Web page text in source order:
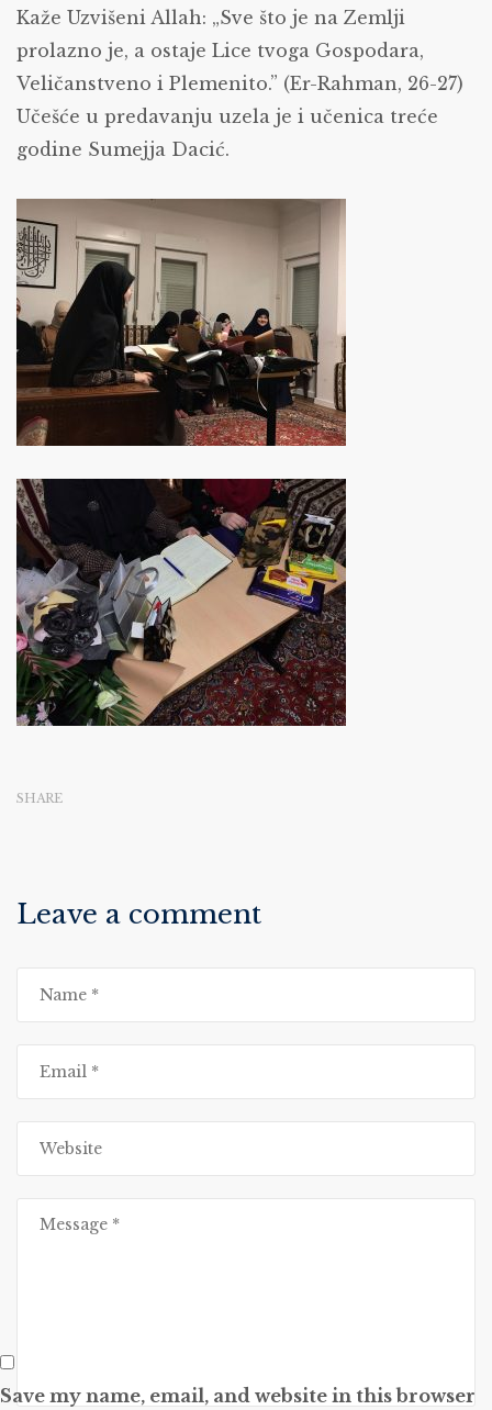
Kaže Uzvišeni Allah: „Sve što je na Zemlji
prolazno je, a ostaje Lice tvoga Gospodara,
Veličanstveno i Plemenito.” (Er-Rahman, 26-27)
Učešće u predavanju uzela je i učenica treće
godine Sumejja Dacić.
SHARE
Leave a comment
Save my name, email, and website in this browser